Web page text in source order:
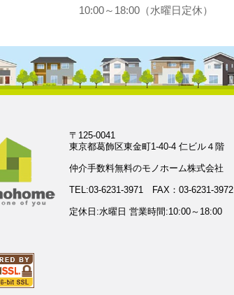
10:00～18:00（水曜日定休）
〒125-0041
東京都葛飾区東金町1-40-4 仁ビル４階
仲介手数料無料のモノホーム株式会社
TEL:03-6231-3971 FAX：03-6231-3972
定休日:水曜日 営業時間:10:00～18:00